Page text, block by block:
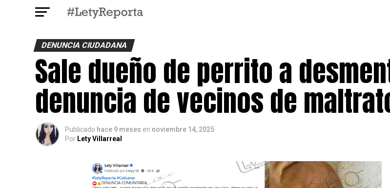
DENUNCIA CIUDADANA
Sale dueño de perrito a
denuncia de vecinos de
Publicado hace 9 meses en noviembre 14, 2025
Por Lety Villarreal